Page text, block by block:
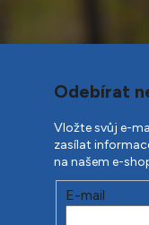
Odebírat
Vložte svůj e-
zasílat
na našem e-
E-mail